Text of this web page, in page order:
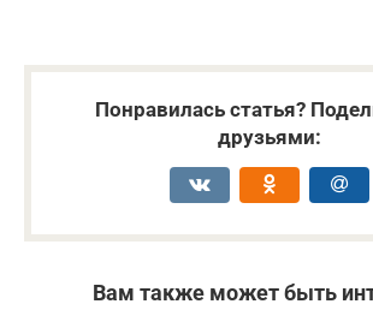
Понравилась статья?
друзьями:
Вам также может быть